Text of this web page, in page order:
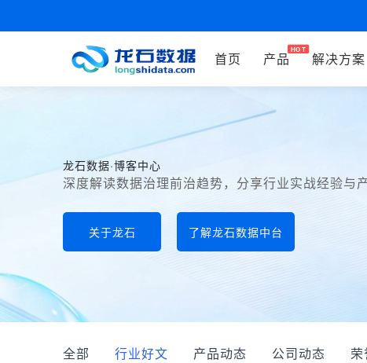
龙石数据·博客中心
深度解读数据治理前治趋势，分享行业实战经验与
关于龙石 了解龙石数据中台
全部 行业好文 产品动态 公司动态
首页 产品 解决方案